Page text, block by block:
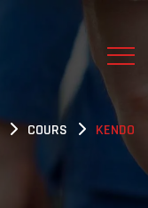
COURS KENDO